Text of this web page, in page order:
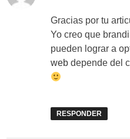
Gracias por tu
Yo creo que
pueden lograr a
web depende del
RESPONDER